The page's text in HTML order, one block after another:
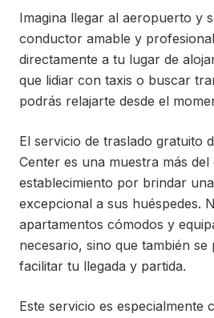
Imagina llegar al aeropuerto y
conductor amable y
directamente a tu lugar de
que lidiar con taxis o buscar
podrás relajarte desde el
El servicio de traslado gratuito
Center es una muestra más
establecimiento por brindar
excepcional a sus huéspedes.
apartamentos cómodos y
necesario, sino que también
facilitar tu llegada y partida.
Este servicio es especialmente